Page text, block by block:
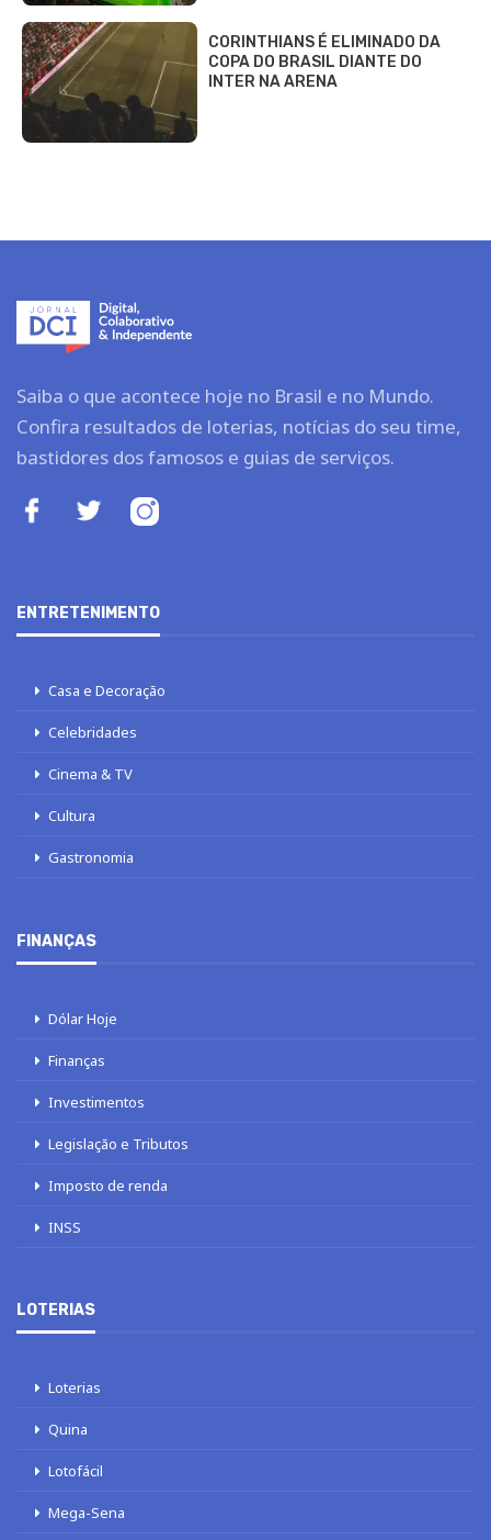
CORINTHIANS É ELIMINADO DA
COPA DO BRASIL DIANTE DO
INTER NA ARENA
Saiba o que acontece hoje no Brasil e no Mundo.
Confira resultados de loterias, notícias do seu time,
bastidores dos famosos e guias de serviços.
ENTRETENIMENTO
Casa e Decoração
Celebridades
Cinema & TV
Cultura
Gastronomia
FINANÇAS
Dólar Hoje
Finanças
Investimentos
Legislação e Tributos
Imposto de renda
INSS
LOTERIAS
Loterias
Quina
Lotofácil
Mega-Sena